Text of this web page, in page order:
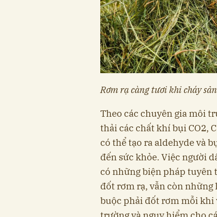
Rơm rạ càng tươi khi cháy
Theo các chuyên gia môi
thải các chất khí bụi CO2,
có thể tạo ra aldehyde và
đến sức khỏe. Việc người
có những biện pháp
đốt rơm rạ, vẫn còn
buộc phải đốt rơm mỗi khi